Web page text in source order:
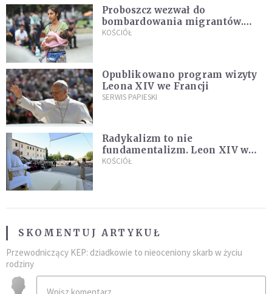
Proboszcz wezwał do
bombardowania migrantów.
"Masowy ogień przeciwko
KOŚCIÓŁ
Opublikowano program wizyty
Leona XIV we Francji
SERWIS PAPIESKI
Radykalizm to nie
fundamentalizm. Leon XIV w
Asyżu
KOŚCIÓŁ
SKOMENTUJ ARTYKUŁ
Przewodniczący KEP: dziadkowie to nieoceniony skarb w życiu
rodziny